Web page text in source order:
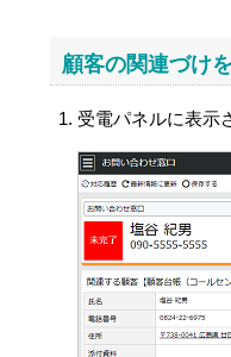
顧客の関連づけ
受電パネルに表示